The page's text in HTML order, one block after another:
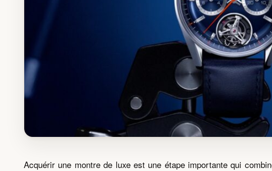
Acquérir une montre de luxe est une étape importante qui